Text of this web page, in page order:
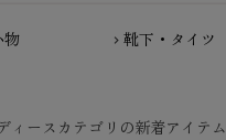
物 chevron_right 靴下・タイツ
ィースカテゴリの新着アイテム